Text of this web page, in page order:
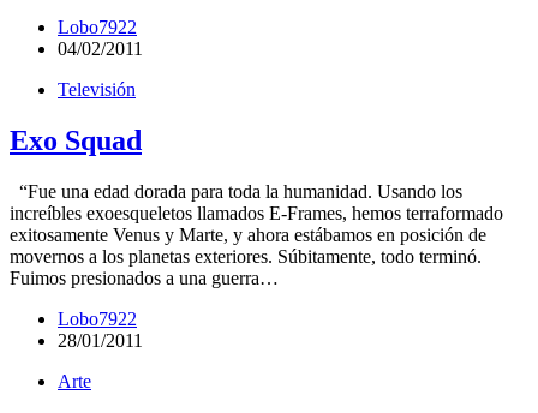
Lobo7922
04/02/2011
Televisión
Exo Squad
“Fue una edad dorada para toda la humanidad. Usando los
increíbles exoesqueletos llamados E-Frames, hemos terraformado
exitosamente Venus y Marte, y ahora estábamos en posición de
movernos a los planetas exteriores. Súbitamente, todo terminó.
Fuimos presionados a una guerra…
Lobo7922
28/01/2011
Arte